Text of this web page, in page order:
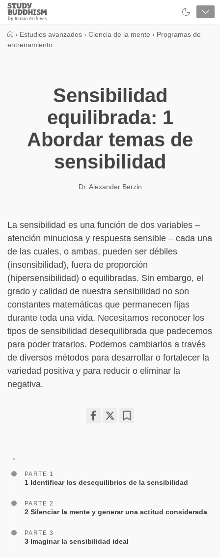
Close
Study
Buddhism
› Estudios avanzados › Ciencia de la mente › Programas de
entrenamiento
Sensibilidad
equilibrada: 1
Abordar temas de
sensibilidad
Dr. Alexander Berzin
La sensibilidad es una función de dos variables –
atención minuciosa y respuesta sensible – cada una
de las cuales, o ambas, pueden ser débiles
(insensibilidad), fuera de proporción
(hipersensibilidad) o equilibradas. Sin embargo, el
grado y calidad de nuestra sensibilidad no son
constantes matemáticas que permanecen fijas
durante toda una vida. Necesitamos reconocer los
tipos de sensibilidad desequilibrada que padecemos
para poder tratarlos. Podemos cambiarlos a través
de diversos métodos para desarrollar o fortalecer la
variedad positiva y para reducir o eliminar la
negativa.
PARTE 1
1 Identificar los desequilibrios de la sensibilidad
PARTE 2
2 Silenciar la mente y generar una actitud considerada
PARTE 3
3 Imaginar la sensibilidad ideal